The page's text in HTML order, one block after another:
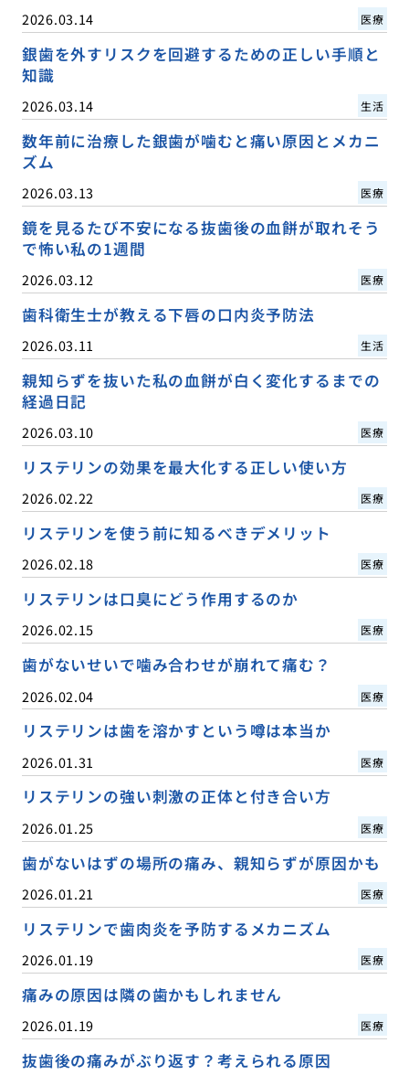
2026.03.14 医療
銀歯を外すリスクを回避するための正しい手順と
知識
2026.03.14 生活
数年前に治療した銀歯が噛むと痛い原因とメカニ
ズム
2026.03.13 医療
鏡を見るたび不安になる抜歯後の血餅が取れそう
で怖い私の1週間
2026.03.12 医療
歯科衛生士が教える下唇の口内炎予防法
2026.03.11 生活
親知らずを抜いた私の血餅が白く変化するまでの
経過日記
2026.03.10 医療
リステリンの効果を最大化する正しい使い方
2026.02.22 医療
リステリンを使う前に知るべきデメリット
2026.02.18 医療
リステリンは口臭にどう作用するのか
2026.02.15 医療
歯がないせいで噛み合わせが崩れて痛む？
2026.02.04 医療
リステリンは歯を溶かすという噂は本当か
2026.01.31 医療
リステリンの強い刺激の正体と付き合い方
2026.01.25 医療
歯がないはずの場所の痛み、親知らずが原因かも
2026.01.21 医療
リステリンで歯肉炎を予防するメカニズム
2026.01.19 医療
痛みの原因は隣の歯かもしれません
2026.01.19 医療
抜歯後の痛みがぶり返す？考えられる原因